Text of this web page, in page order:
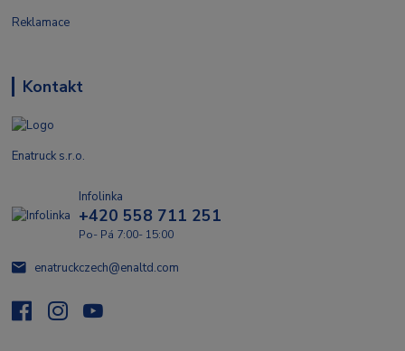
Reklamace
Kontakt
Enatruck s.r.o.
Infolinka
+420 558 711 251
Po- Pá 7:00- 15:00
enatruckczech@enaltd.com